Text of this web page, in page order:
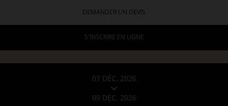
DEMANDER UN DEVIS
S'INSCRIRE EN LIGNE
07 DÉC. 2026
09 DÉC. 2026